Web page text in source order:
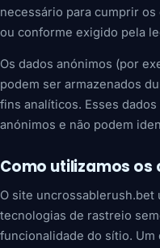
necessário para cumprir
ou conforme exigido pela
Os dados anónimos (por
podem ser armazenados
fins analíticos. Esses
anónimos e não podem
Como utilizamos os
O site
tecnologias de rastreio
funcionalidade do sítio.